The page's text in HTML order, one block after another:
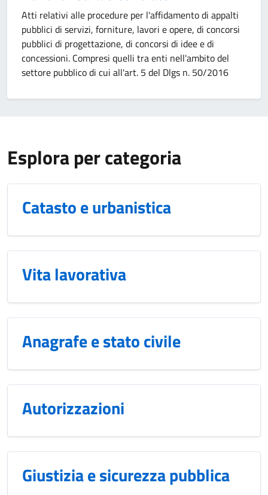
Atti relativi alle procedure per l'affidamento di appalti
pubblici di servizi, forniture, lavori e opere, di concorsi
pubblici di progettazione, di concorsi di idee e di
concessioni. Compresi quelli tra enti nell'ambito del
settore pubblico di cui all'art. 5 del Dlgs n. 50/2016
Esplora per categoria
Catasto e urbanistica
Vita lavorativa
Anagrafe e stato civile
Autorizzazioni
Giustizia e sicurezza pubblica